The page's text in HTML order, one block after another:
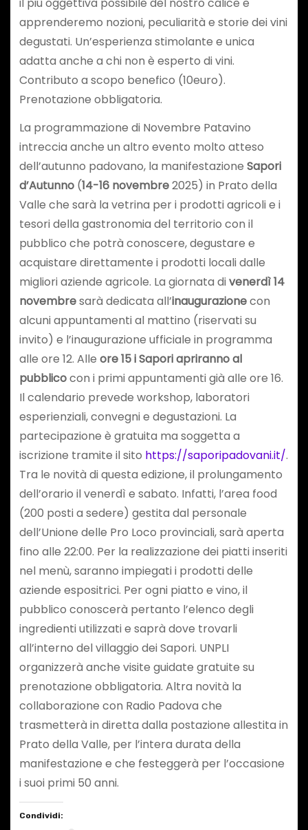
il più oggettiva possibile del nostro calice e
apprenderemo nozioni, peculiarità e storie dei vini
degustati. Un’esperienza stimolante e unica
adatta anche a chi non è esperto di vini.
Contributo a scopo benefico (10euro).
Prenotazione obbligatoria.
La programmazione di Novembre Patavino
intreccia anche un altro evento molto atteso
dell’autunno padovano, la manifestazione Sapori
d’Autunno(14-16 novembre2025) in Prato della
Valle che sarà la vetrina per i prodotti agricoli e i
tesori della gastronomia del territorio con il
pubblico che potrà conoscere, degustare e
acquistare direttamente i prodotti locali dalle
migliori aziende agricole. La giornata divenerdì 14
novembresarà dedicata all’inaugurazionecon
alcuni appuntamenti al mattino (riservati su
invito) e l’inaugurazione ufficiale in programma
alle ore 12. Alle ore 15 i Sapori apriranno al
pubblicocon i primi appuntamenti già alle ore 16.
Il calendario prevede workshop, laboratori
esperienziali, convegni e degustazioni. La
partecipazione è gratuita ma soggetta a
iscrizione tramite il sito https://saporipadovani.it/.
Tra le novità di questa edizione, il prolungamento
dell’orario il venerdì e sabato. Infatti, l’area food
(200 posti a sedere) gestita dal personale
dell’Unione delle Pro Loco provinciali, sarà aperta
fino alle 22:00. Per la realizzazione dei piatti inseriti
nel menù, saranno impiegati i prodotti delle
aziende espositrici. Per ogni piatto e vino, il
pubblico conoscerà pertanto l’elenco degli
ingredienti utilizzati e saprà dove trovarli
all’interno del villaggio dei Sapori. UNPLI
organizzerà anche visite guidate gratuite su
prenotazione obbligatoria. Altra novità la
collaborazione con Radio Padova che
trasmetterà in diretta dalla postazione allestita in
Prato della Valle, per l’intera durata della
manifestazione e che festeggerà per l’occasione
i suoi primi 50 anni.
Condividi: